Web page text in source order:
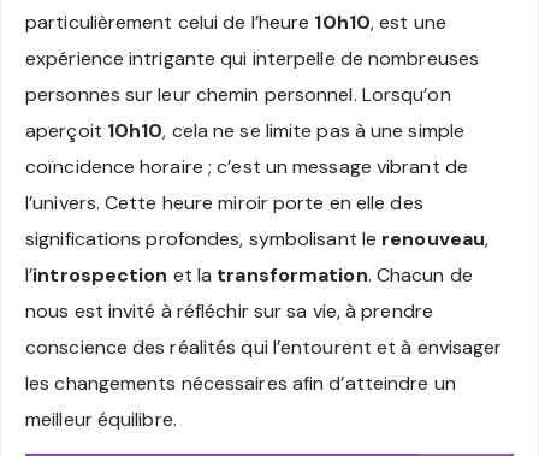
particulièrement celui de l’heure 10h10, est une
expérience intrigante qui interpelle de nombreuses
personnes sur leur chemin personnel. Lorsqu’on
aperçoit 10h10, cela ne se limite pas à une simple
coïncidence horaire ; c’est un message vibrant de
l’univers. Cette heure miroir porte en elle des
significations profondes, symbolisant le renouveau,
l’introspection et la transformation. Chacun de
nous est invité à réfléchir sur sa vie, à prendre
conscience des réalités qui l’entourent et à envisager
les changements nécessaires afin d’atteindre un
meilleur équilibre.